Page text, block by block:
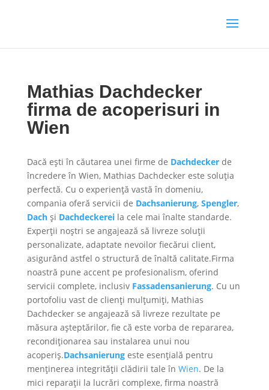
Mathias Dachdecker
firma de acoperisuri in
Wien
Dacă ești în căutarea unei firme de Dachdeckerde
încredere în Wien, Mathias Dachdecker este soluția
perfectă. Cu o experiență vastă în domeniu,
compania oferă servicii de Dachsanierung, Spengler,
Dachși Dachdeckereila cele mai înalte standarde.
Experții noștri se angajează să livreze soluții
personalizate, adaptate nevoilor fiecărui client,
asigurând astfel o structură de înaltă calitate.Firma
noastră pune accent pe profesionalism, oferind
servicii complete, inclusiv Fassadensanierung. Cu un
portofoliu vast de clienți mulțumiți, Mathias
Dachdecker se angajează să livreze rezultate pe
măsura așteptărilor, fie că este vorba de repararea,
recondiționarea sau instalarea unui nou
acoperiș.Dachsanierungeste esențială pentru
menținerea integrității clădirii tale în Wien. De la
mici reparații la lucrări complexe, firma noastră